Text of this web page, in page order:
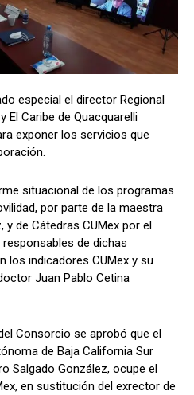
especial el director Regional
El Caribe de Quacquarelli
exponer los servicios que
situacional de los programas
por parte de la maestra
y de Cátedras CUMex por el
de dichas
los indicadores CUMex y su
Juan Pablo Cetina
Consorcio se aprobó que el
de Baja California Sur
Salgado González, ocupe el
en sustitución del exrector de